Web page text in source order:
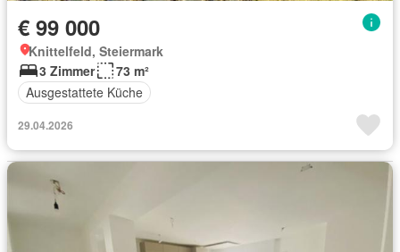
€ 99 000
Knittelfeld, Steiermark
3 Zimmer
73 m²
Ausgestattete Küche
29.04.2026